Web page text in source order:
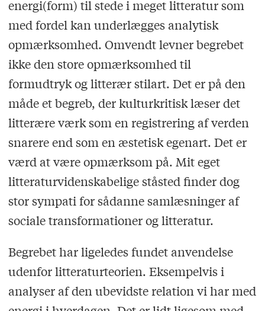
energi(form) til stede i meget litteratur som
med fordel kan underlægges analytisk
opmærksomhed. Omvendt levner begrebet
ikke den store opmærksomhed til
formudtryk og litterær stilart. Det er på den
måde et begreb, der kulturkritisk læser det
litterære værk som en registrering af verden
snarere end som en æstetisk egenart. Det er
værd at være opmærksom på. Mit eget
litteraturvidenskabelige ståsted finder dog
stor sympati for sådanne samlæsninger af
sociale transformationer og litteratur.
Begrebet har ligeledes fundet anvendelse
udenfor litteraturteorien. Eksempelvis i
analyser af den ubevidste relation vi har med